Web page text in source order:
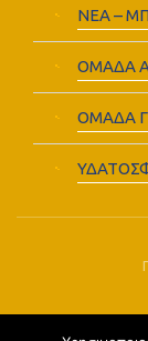
ΝΕΑ –
ΟΜΑΔΑ
ΟΜΑΔΑ